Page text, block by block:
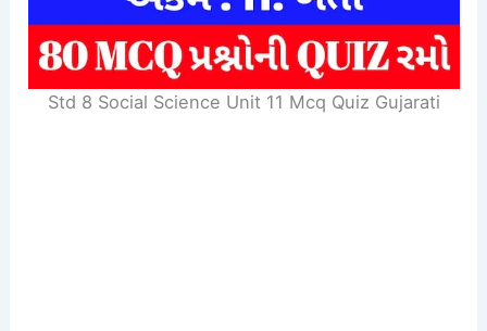
Std 8 Social Science Unit 11 Mcq Quiz Gujarati